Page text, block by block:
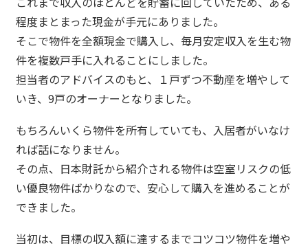
程度まとまった現金が手元にありました。
そこで物件を全額現金で購入し、毎月安定収入を生む物
件を複数戸手に入れることにしました。
担当者のアドバイスのもと、１戸ずつ不動産を増やして
いき、9戸のオーナーとなりました。
もちろんいくら物件を所有していても、入居者がいなけ
れば話になりません。
その点、日本財託から紹介される物件は空室リスクの低
い優良物件ばかりなので、安心して購入を進めることが
できました。
当初は、目標の収入額に達するまでコツコツ物件を増や